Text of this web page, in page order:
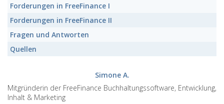
Forderungen in FreeFinance I
Forderungen in FreeFinance II
Fragen und Antworten
Quellen
Simone A.
Mitgründerin der FreeFinance Buchhaltungssoftware, Entwicklung,
Inhalt & Marketing